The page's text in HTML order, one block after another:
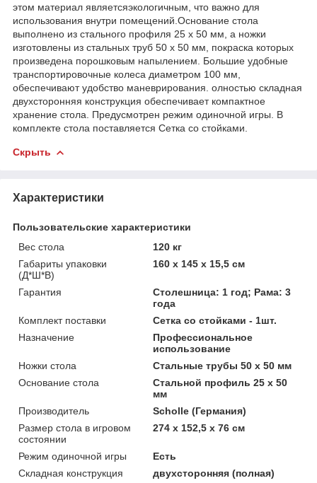
этом материал являетсяэкологичным, что важно для
использования внутри помещений.Основание стола
выполнено из стального профиля 25 х 50 мм, а ножки
изготовлены из стальных труб 50 х 50 мм, покраска которых
произведена порошковым напылением. Большие удобные
транспортировочные колеса диаметром 100 мм,
обеспечивают удобство маневрирования. олностью складная
двухсторонняя конструкция обеспечивает компактное
хранение стола. Предусмотрен режим одиночной игры. В
комплекте стола поставляется Сетка со стойками.
Скрыть
Характеристики
Пользовательские характеристики
Вес стола
120 кг
Габариты упаковки
(Д*Ш*В)
160 х 145 х 15,5 см
Гарантия
Столешница: 1 год; Рама: 3
года
Комплект поставки
Сетка со стойками - 1шт.
Назначение
Профессиональное
использование
Ножки стола
Стальные трубы 50 х 50 мм
Основание стола
Стальной профиль 25 х 50
мм
Производитель
Scholle (Германия)
Размер стола в игровом
состоянии
274 х 152,5 х 76 см
Режим одиночной игры
Есть
Складная конструкция
двухсторонняя (полная)